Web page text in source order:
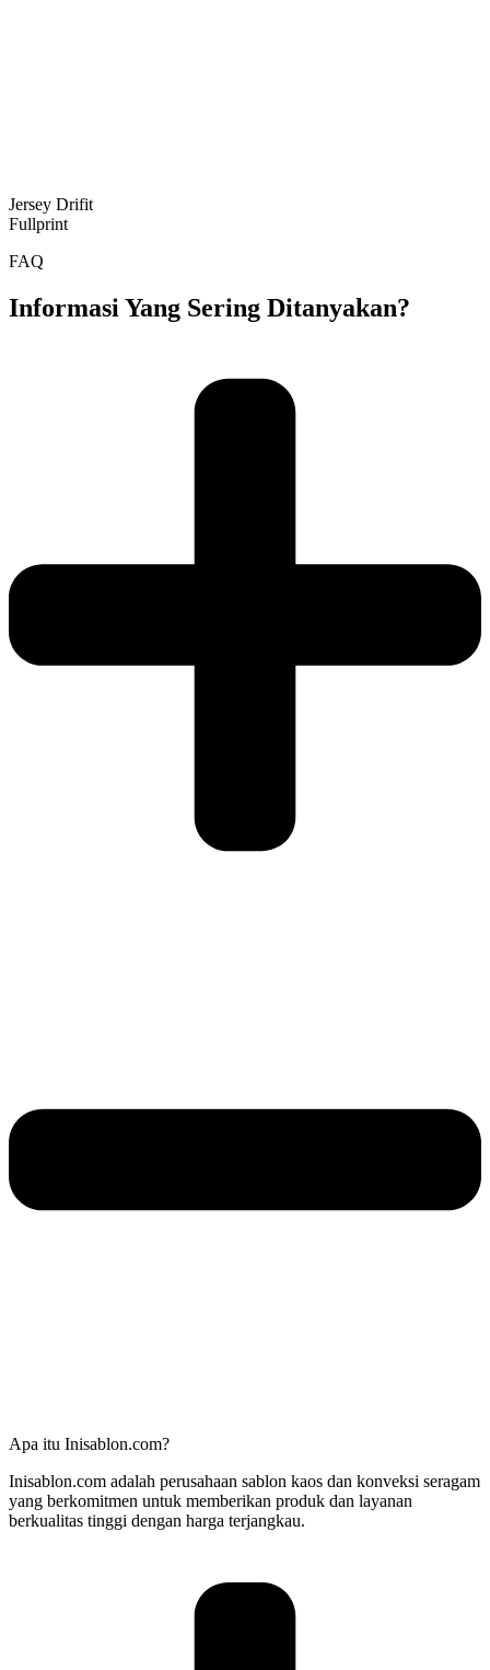
Jersey Drifit
Fullprint
FAQ
Informasi Yang Sering Ditanyakan?
Apa itu Inisablon.com?
Inisablon.com adalah perusahaan sablon kaos dan konveksi seragam
yang berkomitmen untuk memberikan produk dan layanan
berkualitas tinggi dengan harga terjangkau.